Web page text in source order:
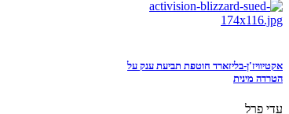
אקטיוויז'ן-בליזארד חוטפת תביעת ענק על
הטרדה מינית
עדי פרל